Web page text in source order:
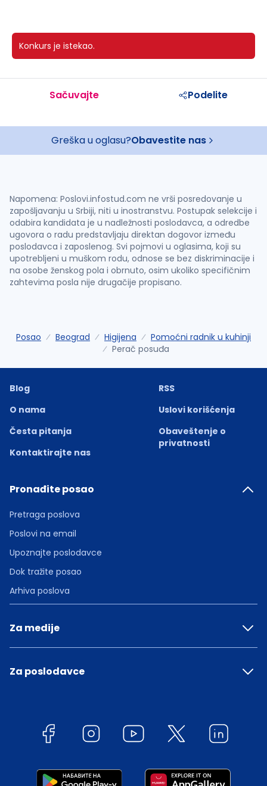
Konkurs je istekao.
Sačuvajte Podelite
Greška u oglasu?Obavestite nas
Napomena: Poslovi.infostud.com ne vrši posredovanje u
zapošljavanju u Srbiji, niti u inostranstvu. Postupak selekcije i
odabira kandidata je u nadležnosti poslodavca, a odredbe
ugovora o radu predstavljaju direktan dogovor između
poslodavca i zaposlenog. Svi pojmovi u oglasima, koji su
upotrebljeni u muškom rodu, odnose se bez diskriminacije i
na osobe ženskog pola i obrnuto, osim ukoliko specifičnim
zahtevima posla nije drugačije propisano.
Posao Beograd Higijena
Pomoćni radnik u kuhinji
Perač posuđa
Blog
O nama
Česta pitanja
Kontaktirajte nas
RSS
Uslovi korišćenja
Obaveštenje o
privatnosti
Pronađite posao
Pretraga poslova
Poslovi na email
Upoznajte poslodavce
Dok tražite posao
Arhiva poslova
Za medije
Za poslodavce